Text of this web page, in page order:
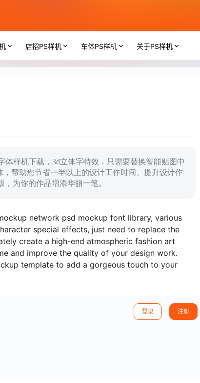
店招PS样机 车体PS样机 关于PS样机
体样机下载，3d立体字特效，只需要替换智能贴图中
帮助您节省一半以上的设计工作时间、提升设计作
为你的作品增添华丽一笔。
network psd mockup font library, various
special effects, just need to replace the
create a high-end atmospheric fashion art
and improve the quality of your design work.
template to add a gorgeous touch to your
登录 注册